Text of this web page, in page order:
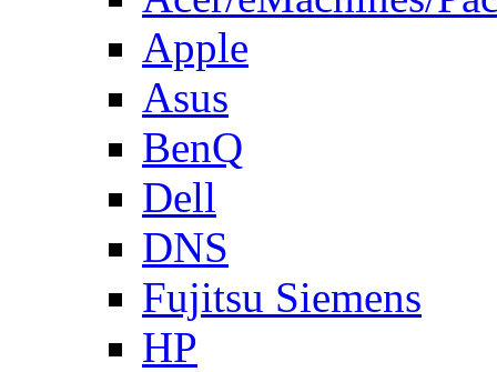
Apple
Asus
BenQ
Dell
DNS
Fujitsu Siemens
HP